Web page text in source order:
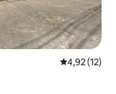
Prosječna
4,92 (12)